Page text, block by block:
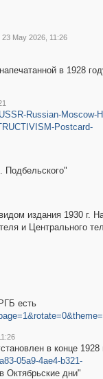
May 2026, 11:26
в 1928
Russian-Moscow-
Postcard-
Подбельского"
издания 1930 г.
и Центрального
есть
в конце 1928
05a9-4ae4-b321-
Октябрьские дни"